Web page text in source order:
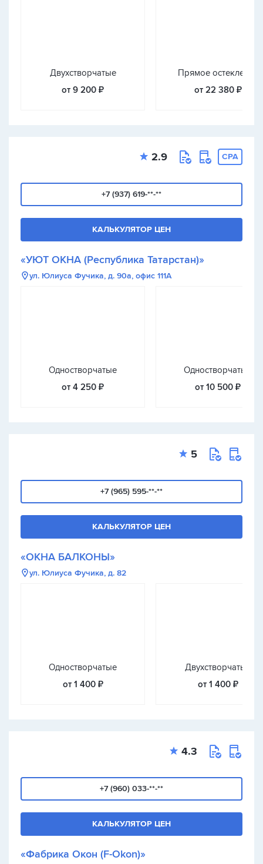
Двухстворчатые
от 9 200 ₽
Прямое остекление
от 22 380 ₽
2.9 CPA
+7 (937) 619-**-**
КАЛЬКУЛЯТОР ЦЕН
«УЮТ ОКНА (Республика Татарстан)»
ул. Юлиуса Фучика, д. 90а, офис 111А
Одностворчатые
от 4 250 ₽
Одностворчатые
от 10 500 ₽
5
+7 (965) 595-**-**
КАЛЬКУЛЯТОР ЦЕН
«ОКНА БАЛКОНЫ»
ул. Юлиуса Фучика, д. 82
Одностворчатые
от 1 400 ₽
Двухстворчатые
от 1 400 ₽
4.3
+7 (960) 033-**-**
КАЛЬКУЛЯТОР ЦЕН
«Фабрика Окон (F-Okon)»